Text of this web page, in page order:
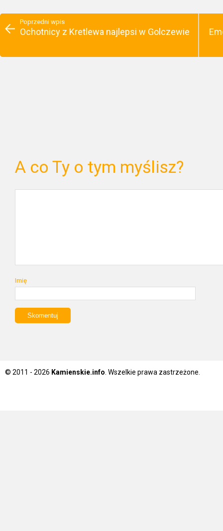
Poprzedni wpis
Ochotnicy z Kretlewa najlepsi w Golczewie
A co Ty o tym myślisz?
Imię
© 2011 - 2026 Kamienskie.info . Wszelkie prawa zastrzeżone.